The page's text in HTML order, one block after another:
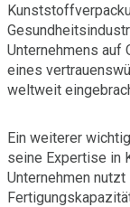
Unternehmens auf
eines
weltweit
Ein weiterer
seine Expertise in
Unternehmen